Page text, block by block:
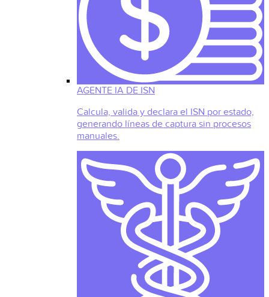
AGENTE IA DE ISN
Calcula, valida y declara el ISN por estado,
generando líneas de captura sin procesos
manuales.